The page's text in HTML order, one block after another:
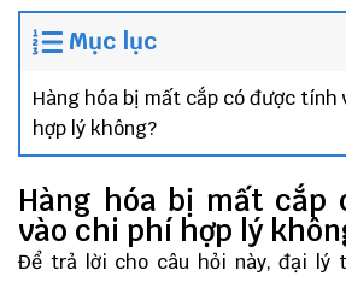
Mục lục
Hàng hóa bị mất cắp có được tính
hợp lý không?
Hàng hóa bị mất cắp
vào chi phí hợp lý
Để trả lời cho câu hỏi này, đại lý